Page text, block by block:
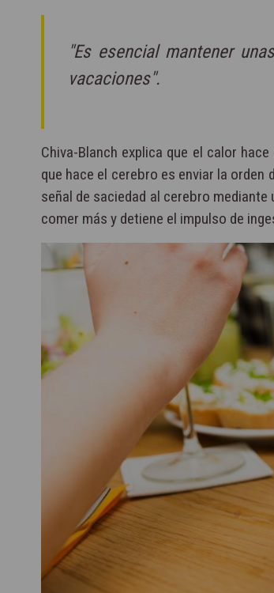
"Es esencial mantener
vacaciones".
Chiva-Blanch explica que el calor hace
que hace el cerebro es enviar la orden
señal de saciedad al cerebro mediante
comer más y detiene el impulso de